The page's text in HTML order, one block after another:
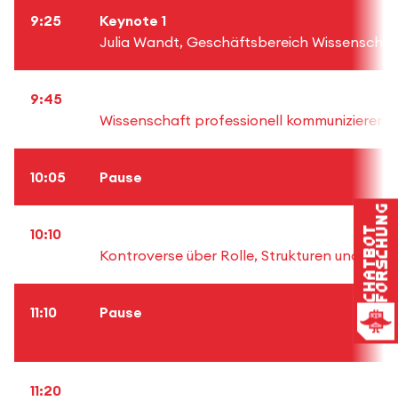
9:25
Keynote 1
Julia Wandt, Geschäftsbereich
9:45
Wissenschaft professionell kommunizieren
10:05 Pause
10:10
Kontroverse über Rolle, Strukturen und
11:10 Pause
11:20
ChatbotForschung